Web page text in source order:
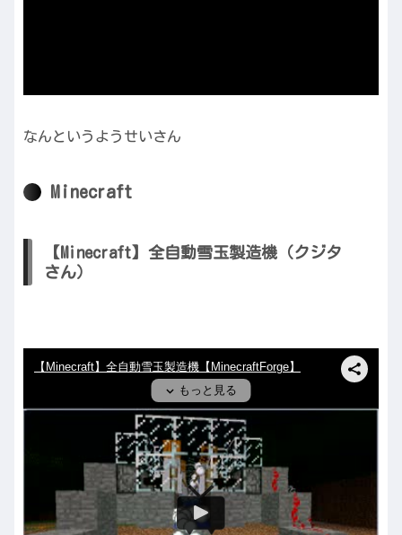
なんというようせいさん
Minecraft
【Minecraft】全自動雪玉製造機（クジタ
さん）